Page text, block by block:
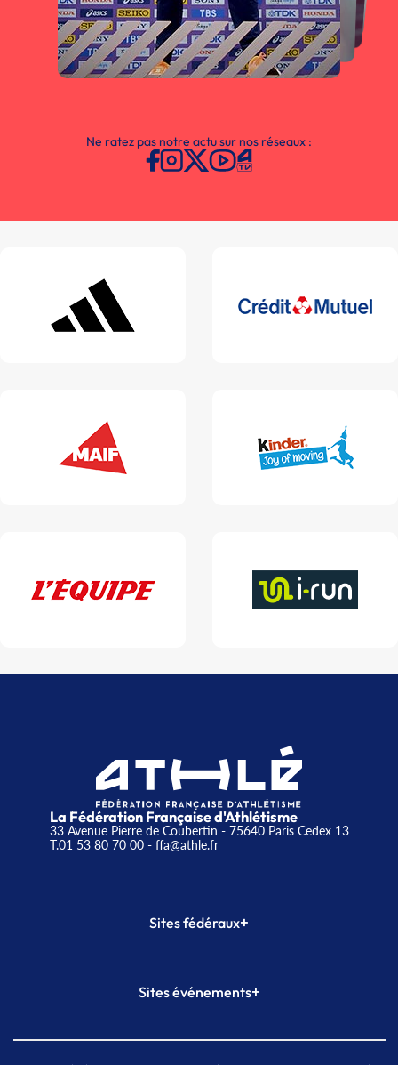
Ne ratez pas notre actu sur nos réseaux :
La Fédération Française d'Athlétisme
33 Avenue Pierre de Coubertin - 75640 Paris Cedex 13
T.01 53 80 70 00- ffa@athle.fr
Sites fédéraux+
Plateforme Formation
Sites événements+
Meeting de Paris indoor